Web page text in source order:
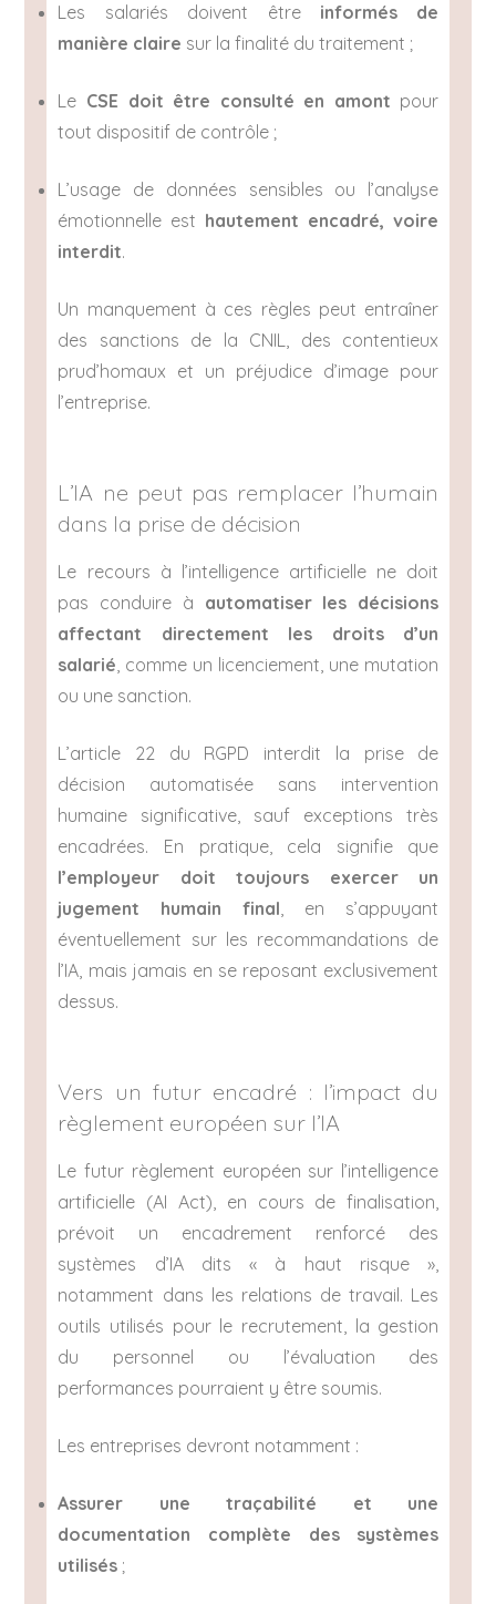
Les salariés doivent être informés de
manière claire sur la finalité du traitement ;
Le CSE doit être consulté en amont pour
tout dispositif de contrôle ;
L’usage de données sensibles ou l’analyse
émotionnelle est hautement encadré, voire
interdit.
Un manquement à ces règles peut entraîner
des sanctions de la CNIL, des contentieux
prud’homaux et un préjudice d’image pour
l’entreprise.
L’IA ne peut pas remplacer l’humain
dans la prise de décision
Le recours à l’intelligence artificielle ne doit
pas conduire à automatiser les décisions
affectant directement les droits d’un
salarié, comme un licenciement, une mutation
ou une sanction.
L’article 22 du RGPD interdit la prise de
décision automatisée sans intervention
humaine significative, sauf exceptions très
encadrées. En pratique, cela signifie que
l’employeur doit toujours exercer un
jugement humain final, en s’appuyant
éventuellement sur les recommandations de
l’IA, mais jamais en se reposant exclusivement
dessus.
Vers un futur encadré : l’impact du
règlement européen sur l’IA
Le futur règlement européen sur l’intelligence
artificielle (AI Act), en cours de finalisation,
prévoit un encadrement renforcé des
systèmes d’IA dits « à haut risque »,
notamment dans les relations de travail. Les
outils utilisés pour le recrutement, la gestion
du personnel ou l’évaluation des
performances pourraient y être soumis.
Les entreprises devront notamment :
Assurer une traçabilité et une
documentation complète des systèmes
utilisés ;